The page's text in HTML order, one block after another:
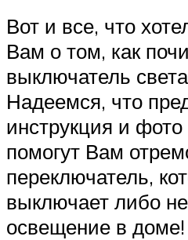
Вот и все, что
Вам о том, как
выключатель
Надеемся, что
инструкция и
помогут Вам
переключатель,
выключает либо
освещение в доме!